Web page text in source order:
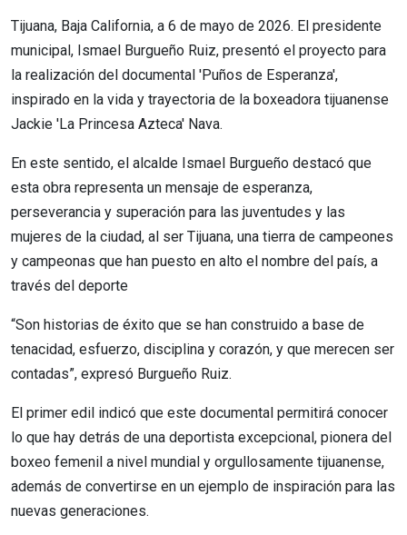
Tijuana, Baja California, a 6 de mayo de 2026. El presidente
municipal, Ismael Burgueño Ruiz, presentó el proyecto para
la realización del documental 'Puños de Esperanza',
inspirado en la vida y trayectoria de la boxeadora tijuanense
Jackie 'La Princesa Azteca' Nava.
En este sentido, el alcalde Ismael Burgueño destacó que
esta obra representa un mensaje de esperanza,
perseverancia y superación para las juventudes y las
mujeres de la ciudad, al ser Tijuana, una tierra de campeones
y campeonas que han puesto en alto el nombre del país, a
través del deporte
“Son historias de éxito que se han construido a base de
tenacidad, esfuerzo, disciplina y corazón, y que merecen ser
contadas”, expresó Burgueño Ruiz.
El primer edil indicó que este documental permitirá conocer
lo que hay detrás de una deportista excepcional, pionera del
boxeo femenil a nivel mundial y orgullosamente tijuanense,
además de convertirse en un ejemplo de inspiración para las
nuevas generaciones.